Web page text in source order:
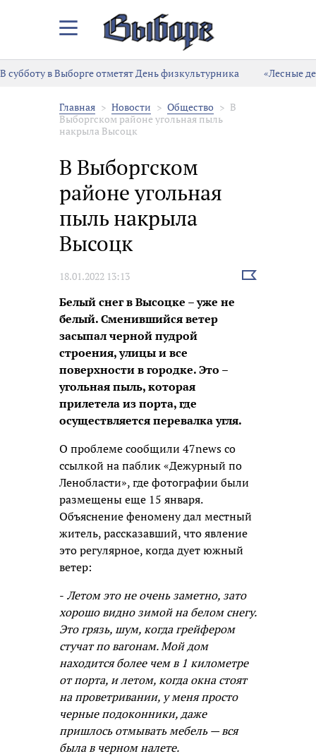
Закрыть/
меню
В субботу в Выборге отметят День физкультурника
«Лесные
Главная Новости Общество
В
Выборгском районе угольная пыль
накрыла Высоцк
В Выборгском
районе угольная
пыль накрыла
Высоцк
18.01.2022 13:13
Выбрать
Белый снег в Высоцке – уже не
белый. Сменившийся ветер
засыпал черной пудрой
строения, улицы и все
поверхности в городке. Это –
угольная пыль, которая
прилетела из порта, где
осуществляется перевалка угля.
О проблеме сообщили 47news со
ссылкой на паблик «Дежурный по
Ленобласти», где фотографии были
размещены еще 15 января.
Объяснение феномену дал местный
житель, рассказавший, что явление
это регулярное, когда дует южный
ветер:
- Летом это не очень заметно, зато
хорошо видно зимой на белом снегу.
Это грязь, шум, когда грейфером
стучат по вагонам. Мой дом
находится более чем в 1 километре
от порта, и летом, когда окна стоят
на проветривании, у меня просто
черные подоконники, даже
пришлось отмывать мебель — вся
была в черном налете.